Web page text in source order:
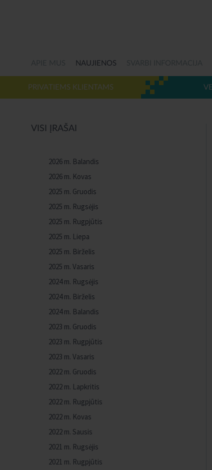
NAUJIENOS
PRIVATIEMS KLIENTAMS
VISI ĮRAŠAI
2026 m. Balandis
2026 m. Kovas
2025 m. Gruodis
2025 m. Rugsėjis
2025 m. Rugpjūtis
2025 m. Liepa
2025 m. Birželis
2025 m. Vasaris
2024 m. Rugsėjis
2024 m. Birželis
2024 m. Balandis
2023 m. Gruodis
2023 m. Rugpjūtis
2023 m. Vasaris
2022 m. Gruodis
2022 m. Lapkritis
2022 m. Rugpjūtis
2022 m. Kovas
2022 m. Sausis
2021 m. Rugsėjis
2021 m. Rugpjūtis